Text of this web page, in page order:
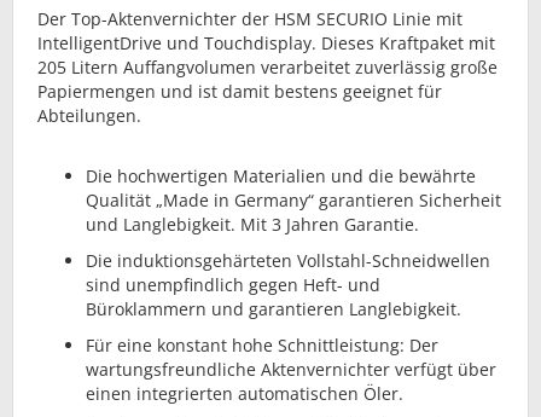
Der Top-Aktenvernichter der HSM SECURIO Linie mit
IntelligentDrive und Touchdisplay. Dieses Kraftpaket mit
205 Litern Auffangvolumen verarbeitet zuverlässig große
Papiermengen und ist damit bestens geeignet für
Abteilungen.
Die hochwertigen Materialien und die bewährte
Qualität „Made in Germany“ garantieren Sicherheit
und Langlebigkeit. Mit 3 Jahren Garantie.
Die induktionsgehärteten Vollstahl-Schneidwellen
sind unempfindlich gegen Heft- und
Büroklammern und garantieren Langlebigkeit.
Für eine konstant hohe Schnittleistung: Der
wartungsfreundliche Aktenvernichter verfügt über
einen integrierten automatischen Öler.